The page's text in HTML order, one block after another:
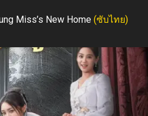
Miss’s New Home (ซับไทย)